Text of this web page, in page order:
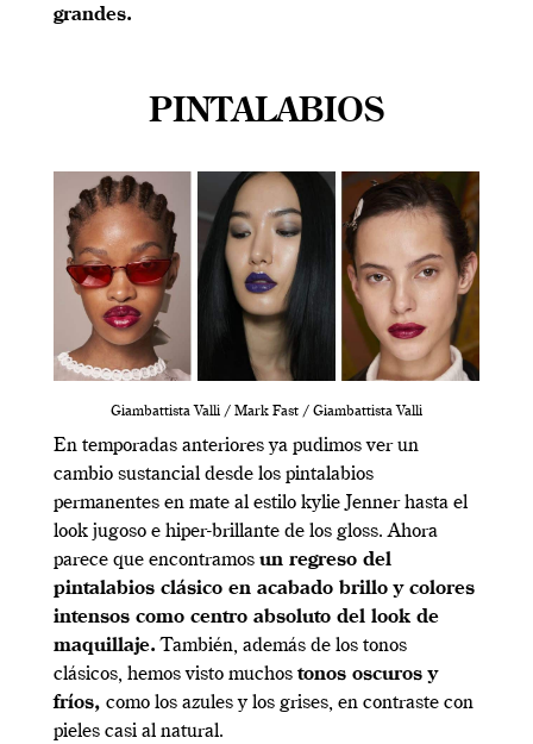
grandes.
PINTALABIOS
Giambattista Valli / Mark Fast / Giambattista Valli
En temporadas anteriores ya pudimos ver un
cambio sustancial desde los pintalabios
permanentes en mate al estilo kylie Jenner hasta el
look jugoso e hiper-brillante de los gloss. Ahora
parece que encontramos un regreso del
pintalabios clásico en acabado brillo y colores
intensos como centro absoluto del look de
maquillaje. También, además de los tonos
clásicos, hemos visto muchos tonos oscuros y
fríos, como los azules y los grises, en contraste con
pieles casi al natural.